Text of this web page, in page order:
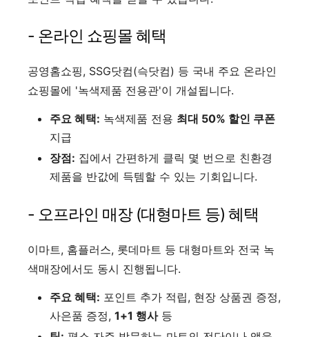
- 온라인 쇼핑몰 혜택
공영홈쇼핑, SSG닷컴(슥닷컴) 등 국내 주요 온라인
쇼핑몰에 '녹색제품 전용관'이 개설됩니다.
주요 혜택: 녹색제품 전용 최대 50% 할인 쿠폰
지급
장점: 집에서 간편하게 클릭 몇 번으로 친환경
제품을 반값에 득템할 수 있는 기회입니다.
- 오프라인 매장 (대형마트 등) 혜택
이마트, 홈플러스, 롯데마트 등 대형마트와 전국 녹
색매장에서도 동시 진행됩니다.
주요 혜택: 포인트 추가 적립, 현장 상품권 증정,
사은품 증정, 1+1 행사등